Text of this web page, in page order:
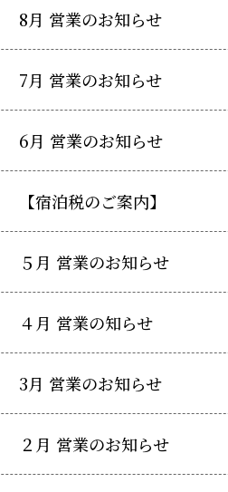
8月 営業のお知らせ
7月 営業のお知らせ
6月 営業のお知らせ
【宿泊税のご案内】
５月 営業のお知らせ
４月 営業の知らせ
3月 営業のお知らせ
２月 営業のお知らせ